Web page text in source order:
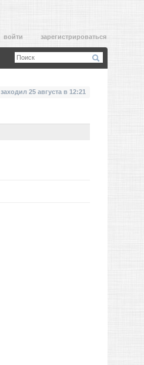
войти зарегистрироваться
заходил 25 августа в 12:21